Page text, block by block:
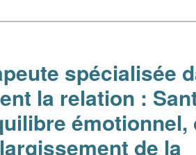
spécialisée
la relation :
émotionnel,
de la